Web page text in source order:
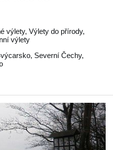
výlety, Výlety do přírody,
výlety
, Severní Čechy,